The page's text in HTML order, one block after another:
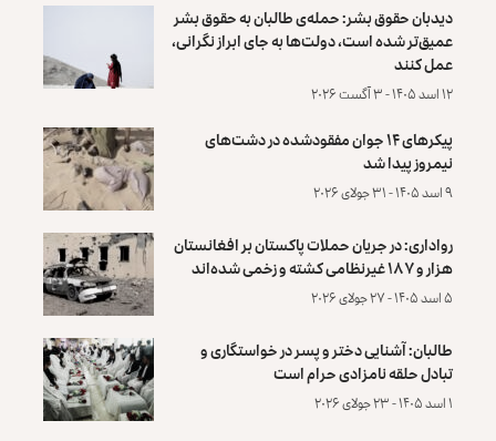
دیدبان حقوق بشر: حمله‌ی طالبان به حقوق بشر
عمیق‌تر شده است، دولت‌ها به جای ابراز نگرانی،
عمل کنند
۱۲ اسد ۱۴۰۵ - ۳ آگست ۲۰۲۶
پیکرهای ۱۴ جوان مفقودشده در دشت‌های
نیمروز پیدا شد
۹ اسد ۱۴۰۵ - ۳۱ جولای ۲۰۲۶
رواداری: در جریان حملات پاکستان بر افغانستان
هزار و ۱۸۷ غیرنظامی کشته و زخمی شده‌اند
۵ اسد ۱۴۰۵ - ۲۷ جولای ۲۰۲۶
طالبان: آشنایی دختر و پسر در خواستگاری و
تبادل حلقه نامزادی حرام است
۱ اسد ۱۴۰۵ - ۲۳ جولای ۲۰۲۶